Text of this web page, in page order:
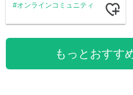
オンラインコミュニティ
もっとおすす